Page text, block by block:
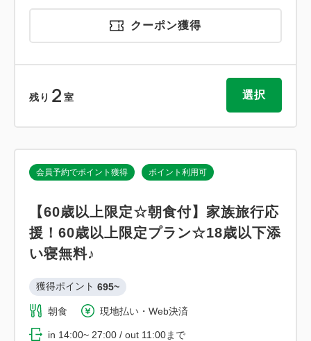
クーポン獲得
残り 2 室 選択
会員予約でポイント獲得 ポイント利用可
【60歳以上限定☆朝食付】家族旅行応
援！60歳以上限定プラン☆18歳以下添
い寝無料♪
獲得ポイント 695~
朝食 現地払い・Web決済
in 14:00~ 27:00 / out 11:00まで